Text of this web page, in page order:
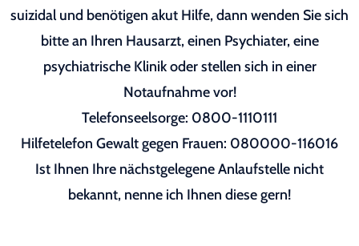
suizidal und benötigen akut Hilfe, dann wenden Sie sich
bitte an Ihren Hausarzt, einen Psychiater, eine
psychiatrische Klinik oder stellen sich in einer
Notaufnahme vor!
Telefonseelsorge: 0800-1110111
Hilfetelefon Gewalt gegen Frauen: 080000-116016
Ist Ihnen Ihre nächstgelegene Anlaufstelle nicht
bekannt, nenne ich Ihnen diese gern!